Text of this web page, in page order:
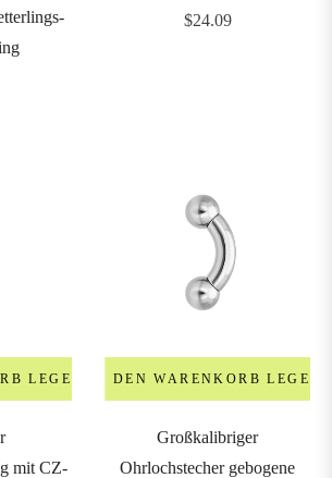
Regulärer
$24.09
LEGEN
mit CZ-
IN DEN WARENKORB LEGEN
Großkalibriger
Ohrlochstecher gebogene